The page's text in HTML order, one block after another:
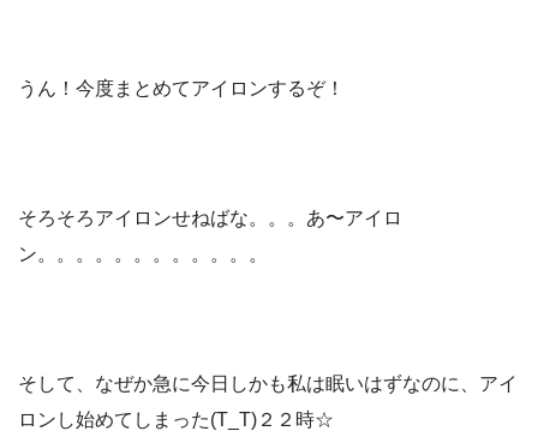
うん！今度まとめてアイロンするぞ！
そろそろアイロンせねばな。。。あ〜アイロ
ン。。。。。。。。。。。。
そして、なぜか急に今日しかも私は眠いはずなのに、アイ
ロンし始めてしまった(T_T)２２時☆